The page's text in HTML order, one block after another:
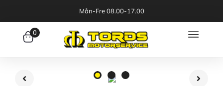
Mån-Fre 08.00-17.00
0